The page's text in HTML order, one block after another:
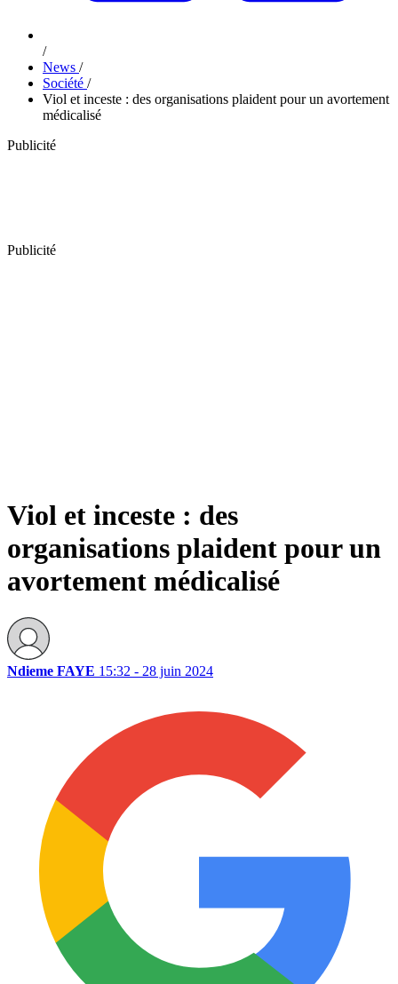
/
News /
Société /
Viol et inceste : des organisations plaident pour un avortement
médicalisé
Publicité
Publicité
Viol et inceste : des
organisations plaident pour un
avortement médicalisé
Ndieme FAYE 15:32 - 28 juin 2024